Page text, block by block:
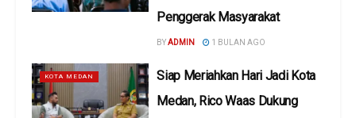
Penggerak Masyarakat
BYADMIN 1 BULAN AGO
KOTA MEDAN
Siap Meriahkan Hari Jadi Kota
Medan, Rico Waas Dukung